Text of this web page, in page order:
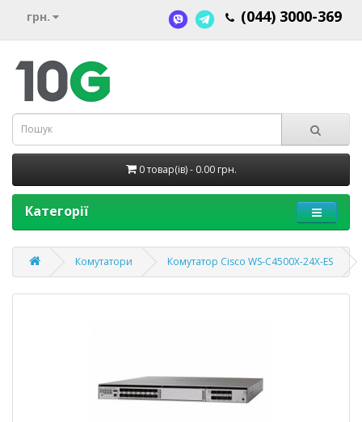
грн. (044) 3000-369
0 товар(ів) - 0.00 грн.
Категорії
Комутатори Комутатор Cisco WS-C4500X-24X-ES